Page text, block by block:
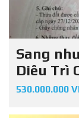
Sang
Diêu Trì
530.000.000